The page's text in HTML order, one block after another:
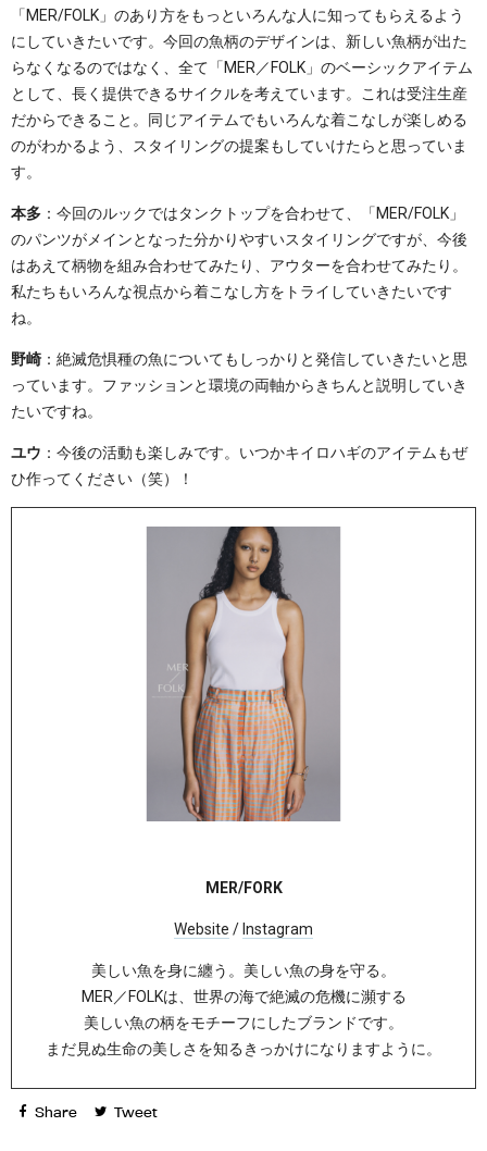
「MER/FOLK」のあり方をもっといろんな人に知ってもらえるよう
にしていきたいです。今回の魚柄のデザインは、新しい魚柄が出た
らなくなるのではなく、全て「MER／FOLK」のベーシックアイテム
として、長く提供できるサイクルを考えています。これは受注生産
だからできること。同じアイテムでもいろんな着こなしが楽しめる
のがわかるよう、スタイリングの提案もしていけたらと思っていま
す。
本多 ：今回のルックではタンクトップを合わせて、「MER/FOLK」
のパンツがメインとなった分かりやすいスタイリングですが、今後
はあえて柄物を組み合わせてみたり、アウターを合わせてみたり。
私たちもいろんな視点から着こなし方をトライしていきたいです
ね。
野崎 ：絶滅危惧種の魚についてもしっかりと発信していきたいと思
っています。ファッションと環境の両軸からきちんと説明していき
たいですね。
ユウ ：今後の活動も楽しみです。いつかキイロハギのアイテムもぜ
ひ作ってください（笑）！
MER/FORK
Website / Instagram
美しい魚を身に纏う。⁡⁡美しい魚の身を守る。
⁡MER／FOLKは、世界の海で絶滅の危機に瀕する
美しい魚の柄をモチーフにしたブランドです。
まだ見ぬ生命の美しさを知るきっかけになりますように。
Share Tweet